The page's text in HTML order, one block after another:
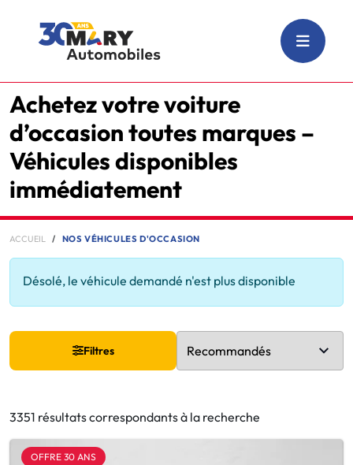
Achetez votre voiture
d’occasion toutes marques –
Véhicules disponibles
immédiatement
ACCUEIL NOS VÉHICULES D'OCCASION
Désolé, le véhicule demandé n'est plus disponible
Filtres
3351 résultats correspondants à la recherche
OFFRE 30 ANS